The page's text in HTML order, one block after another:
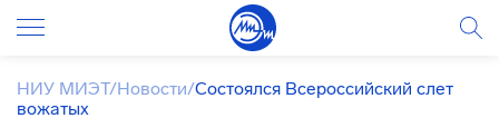
НИУ МИЭТ/Новости/Состоялся Всероссийский слет
вожатых